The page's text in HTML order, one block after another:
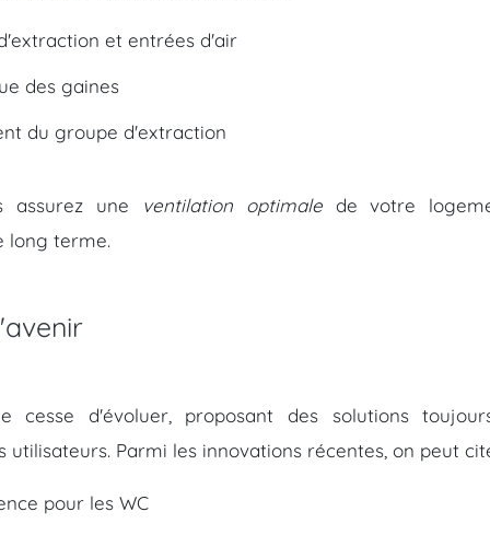
et entrées d'air
des gaines
du groupe d'extraction
assurez une ventilation optimalede votre
long terme.
cesse d'évoluer, proposant des solutions
Parmi les innovations récentes, on peut
pour les WC